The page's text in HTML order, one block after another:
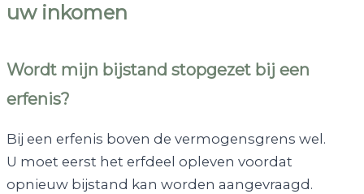
uw inkomen
Wordt mijn bijstand stopgezet bij een
erfenis?
Bij een erfenis boven de vermogensgrens wel.
U moet eerst het erfdeel opleven voordat
opnieuw bijstand kan worden aangevraagd.